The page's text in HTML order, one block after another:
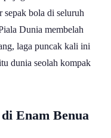
2026 | FIFA